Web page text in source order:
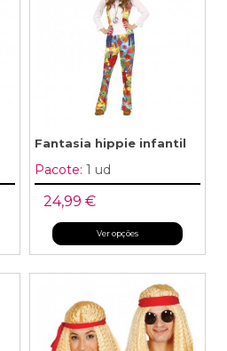
Fantasia hippie infantil
Pacote: 1 ud
24,99 €
Ver opções